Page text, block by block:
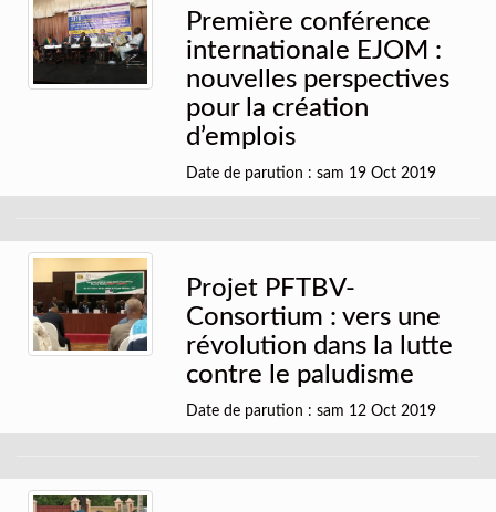
Première conférence
internationale EJOM :
nouvelles perspectives
pour la création
d’emplois
Date de parution : sam 19 Oct 2019
Projet PFTBV-
Consortium : vers une
révolution dans la lutte
contre le paludisme
Date de parution : sam 12 Oct 2019